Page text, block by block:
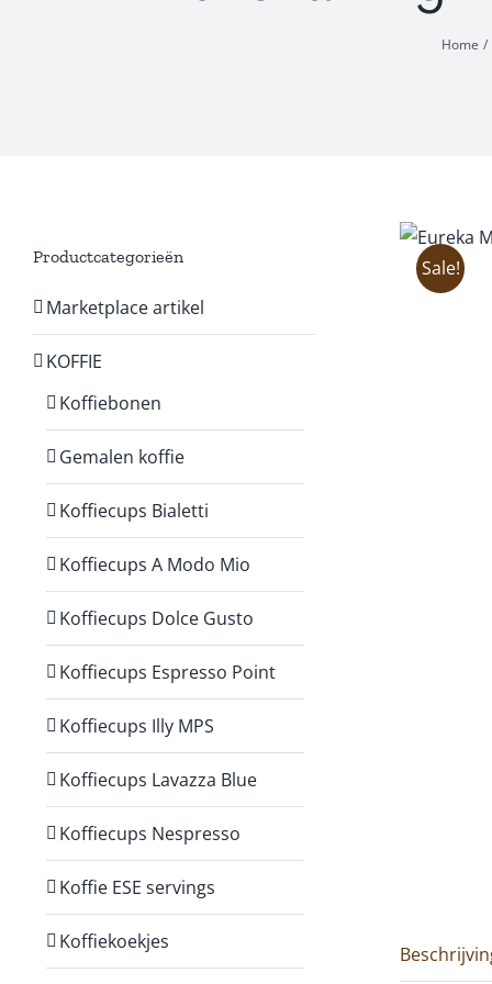
Home
Sale!
Productcategorieën
Marketplace artikel
KOFFIE
Koffiebonen
Gemalen koffie
Koffiecups Bialetti
Koffiecups A Modo Mio
Koffiecups Dolce Gusto
Koffiecups Espresso Point
Koffiecups Illy MPS
Koffiecups Lavazza Blue
Koffiecups Nespresso
Koffie ESE servings
Koffiekoekjes